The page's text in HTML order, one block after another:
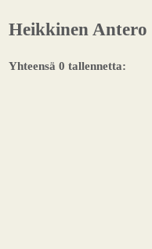
Heikkinen Antero
Yhteensä 0 tallennetta: